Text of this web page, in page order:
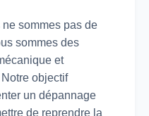
sommes pas de
sommes des
et
objectif
un dépannage
de reprendre la